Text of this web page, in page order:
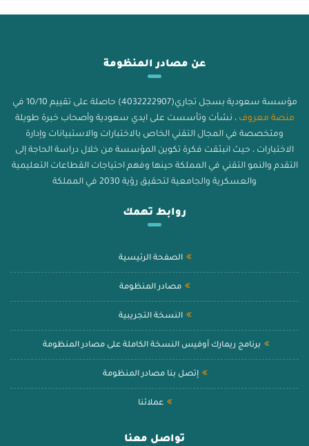
عن مصادر المنظومة
مؤسسة سعودية بسجل تجاري(4032222907) حاصلة على تقييم 10/10 في
منصة معروف ، نشأت وتأسست على ايدي سعودية وأصحاب خبرة طويلة
ومتخصصة في المجال التقني الخاص بالاختبارات والاستبيانات وإدارة
الاختبارات ، حيث انبثقت فكرة تكوين المؤسسة من خلال دراسة الحاجة إلى
التقدم والنمو التقني في المملكة حينها وفهم احتياجات القطاعات التعليمية
والعسكرية والجامعية لتحقيق رؤية 2030 في المملكة
روابط تهمك
الصفحة الرئيسية
مصادر المنظومة
النسخة التجريبية
برنامج ريمارك أوفيس النسخة الكاملة على مصادر المنظومة
إتصل بنا مصادر المنظومة
عملائنا
تواصل معنا